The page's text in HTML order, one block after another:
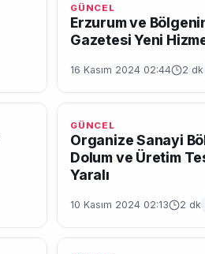
GÜNCEL
Erzurum ve
Gazetesi Yeni
16 Kasım 2024 02:44 2 dk
GÜNCEL
Organize Sanayi
Dolum ve Üretim
Yaralı
10 Kasım 2024 02:13 2 dk